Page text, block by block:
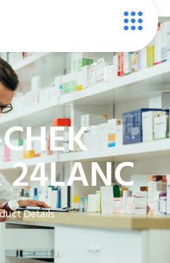
24LANC
Details